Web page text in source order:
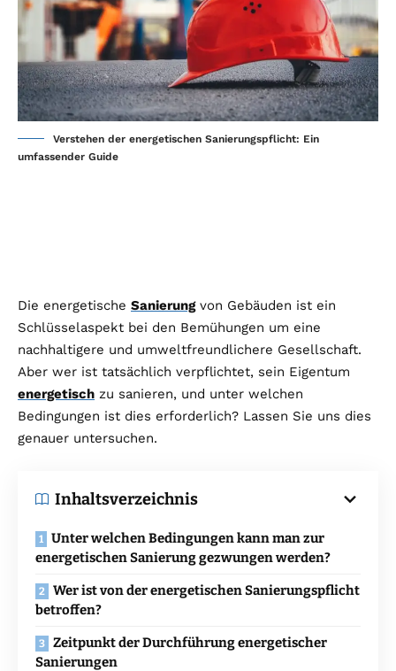
Verstehen der energetischen Sanierungspflicht: Ein
umfassender Guide
Die energetische Sanierungvon Gebäuden ist ein
Schlüsselaspekt bei den Bemühungen um eine
nachhaltigere und umweltfreundlichere Gesellschaft.
Aber wer ist tatsächlich verpflichtet, sein Eigentum
energetisch zu sanieren, und unter welchen
Bedingungen ist dies erforderlich? Lassen Sie uns dies
genauer untersuchen.
Inhaltsverzeichnis
Unter welchen Bedingungen kann man zur
energetischen Sanierung gezwungen werden?
Wer ist von der energetischen Sanierungspflicht
betroffen?
Zeitpunkt der Durchführung energetischer
Sanierungen